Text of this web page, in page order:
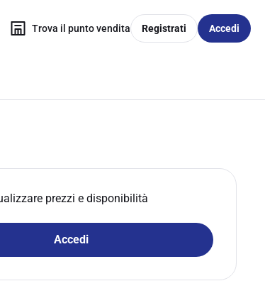
Trova il punto vendita Registrati Accedi
prezzi e disponibilità
Accedi